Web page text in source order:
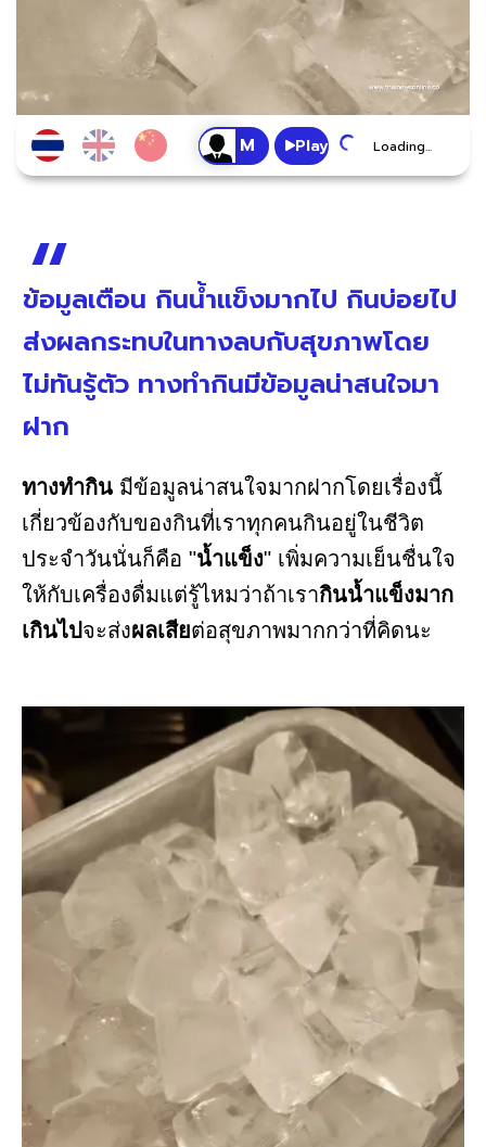
Play Loading...
ข้อมูลเตือน กินน้ำแข็งมากไป กินบ่อยไป
ส่งผลกระทบในทางลบกับสุขภาพโดย
ไม่ทันรู้ตัว ทางทำกินมีข้อมูลน่าสนใจมา
ฝาก
ทางทำกิน มีข้อมูลน่าสนใจมากฝากโดยเรื่องนี้
เกี่ยวข้องกับของกินที่เราทุกคนกินอยู่ในชีวิต
ประจำวันนั่นก็คือ "น้ำแข็ง" เพิ่มความเย็นชื่นใจ
ให้กับเครื่องดื่มแต่รู้ไหมว่าถ้าเรากินน้ำแข็งมาก
เกินไปจะส่งผลเสียต่อสุขภาพมากกว่าที่คิดนะ